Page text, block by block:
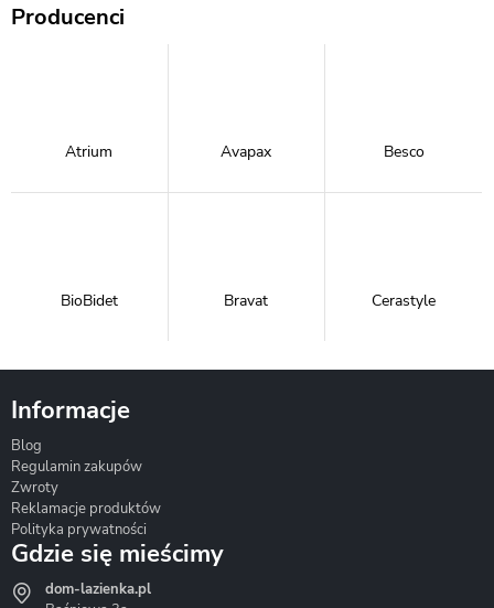
Producenci
Atrium Avapax Besco
BioBidet Bravat Cerastyle
Hydrostop
Informacje
Blog
Regulamin zakupów
Zwroty
Reklamacje produktów
Polityka prywatności
Gdzie się mieścimy
dom-lazienka.pl